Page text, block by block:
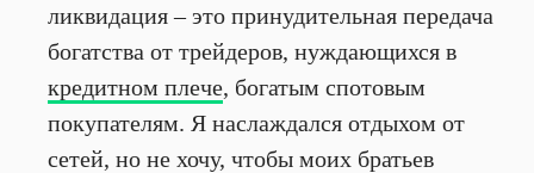
ликвидация – это принудительная передача
богатства от трейдеров, нуждающихся в
кредитном плече, богатым спотовым
покупателям. Я наслаждался отдыхом от
сетей, но не хочу, чтобы моих братьев